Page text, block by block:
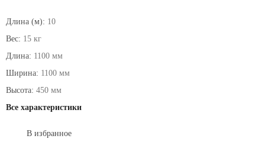
Длина (м): 10
Вес: 15 кг
Длина: 1100 мм
Ширина: 1100 мм
Высота: 450 мм
Все характеристики
В избранное